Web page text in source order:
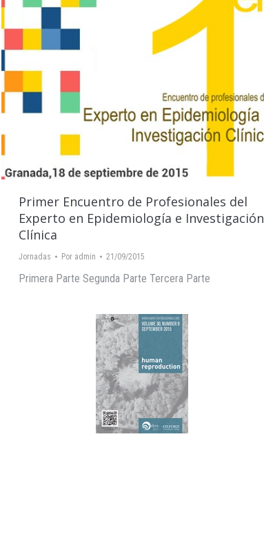
Primer Encuentro de Profesionales del
Experto en Epidemiología e Investigación
Clínica
Jornadas Por admin 21/09/2015
Primera Parte Segunda Parte Tercera Parte